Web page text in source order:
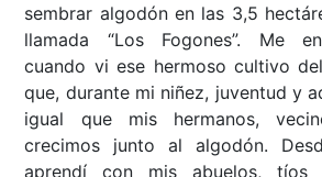
sembrar algodón en las 3,5
llamada “Los Fogones”. Me
cuando vi ese hermoso cultivo
que, durante mi niñez, juventud y
igual que mis hermanos,
crecimos junto al algodón.
aprendí con mis abuelos, tíos